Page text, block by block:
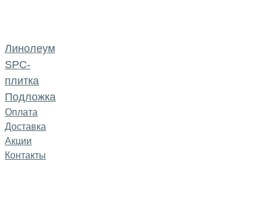
Линолеум
SPC-
плитка
Подложка
Оплата
Доставка
Акции
Контакты